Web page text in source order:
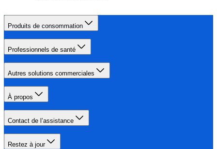
Produits de consommation
Professionnels de santé
Autres solutions commerciales
À propos
Contact de l’assistance
Restez à jour